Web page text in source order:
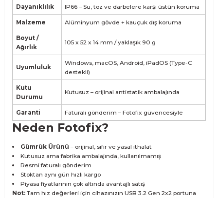
Dayanıklılık IP66 – Su, toz ve darbelere karşı üstün koruma
Malzeme Alüminyum gövde + kauçuk dış koruma
Boyut /
Ağırlık
105 x 52 x 14 mm / yaklaşık 90 g
Uyumluluk
Windows, macOS, Android, iPadOS (Type-C
destekli)
Kutu
Durumu
Kutusuz – orijinal antistatik ambalajında
Garanti Faturalı gönderim – Fotofix güvencesiyle
Neden Fotofix?
Gümrük Ürünü – orijinal, sıfır ve yasal ithalat
Kutusuz ama fabrika ambalajında, kullanılmamış
Resmi faturalı gönderim
Stoktan aynı gün hızlı kargo
Piyasa fiyatlarının çok altında avantajlı satış
Not: Tam hız değerleri için cihazınızın USB 3.2 Gen 2x2 portuna